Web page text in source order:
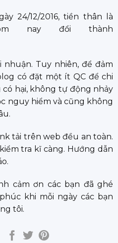
24/12/2016, tiền thân là
nay đổi thành
Tuy nhiên, để đảm
có đặt một ít QC để chi
hại, không tự động nhảy
nguy hiểm và cũng không
tải trên web đều an toàn.
tra kĩ càng. Hướng dẫn
cảm ơn các bạn đã ghé
khi mỗi ngày các bạn
tôi.